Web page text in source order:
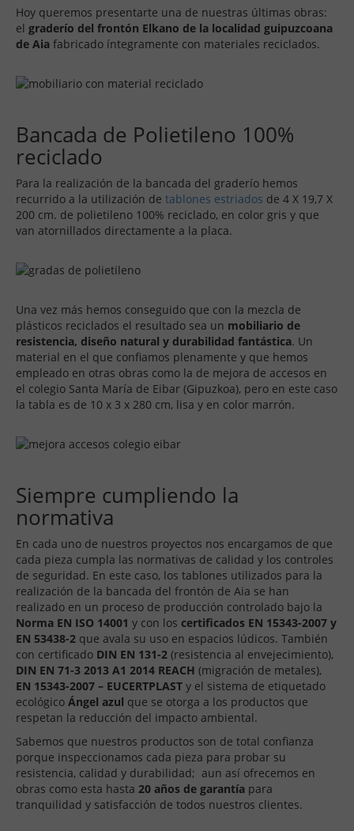
Hoy queremos presentarte una de nuestras últimas obras:
el graderío del frontón Elkano de la localidad guipuzcoana
de Aia fabricado íntegramente con materiales reciclados.
Bancada de Polietileno 100%
reciclado
Para la realización de la bancada del graderío hemos
recurrido a la utilización de tablones estriados de 4 X 19,7 X
200 cm. de polietileno 100% reciclado, en color gris y que
van atornillados directamente a la placa.
Una vez más hemos conseguido que con la mezcla de
plásticos reciclados el resultado sea un mobiliario de
resistencia, diseño natural y durabilidad fantástica. Un
material en el que confiamos plenamente y que hemos
empleado en otras obras como la de mejora de accesos en
el colegio Santa María de Eibar (Gipuzkoa), pero en este caso
la tabla es de 10 x 3 x 280 cm, lisa y en color marrón.
Siempre cumpliendo la
normativa
En cada uno de nuestros proyectos nos encargamos de que
cada pieza cumpla las normativas de calidad y los controles
de seguridad. En este caso, los tablones utilizados para la
realización de la bancada del frontón de Aia se han
realizado en un proceso de producción controlado bajo la
Norma EN ISO 14001 y con los certificados EN 15343-2007 y
EN 53438-2 que avala su uso en espacios lúdicos. También
con certificado DIN EN 131-2 (resistencia al envejecimiento),
DIN EN 71-3 2013 A1 2014 REACH (migración de metales),
EN 15343-2007 – EUCERTPLAST y el sistema de etiquetado
ecológico Ángel azul que se otorga a los productos que
respetan la reducción del impacto ambiental.
Sabemos que nuestros productos son de total confianza
porque inspeccionamos cada pieza para probar su
resistencia, calidad y durabilidad; aun así ofrecemos en
obras como esta hasta 20 años de garantía para
tranquilidad y satisfacción de todos nuestros clientes.